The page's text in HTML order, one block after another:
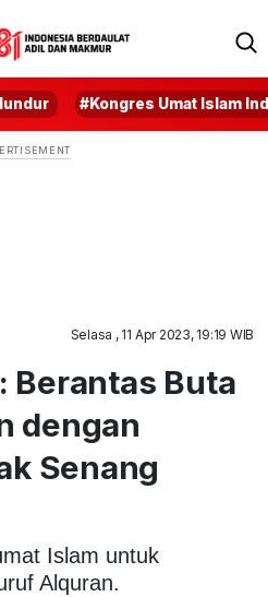
#Kongres Umat Islam
Selasa , 11 Apr 2023, 19:19 WIB
Berantas Buta
dengan
Senang
Islam untuk
Alquran.